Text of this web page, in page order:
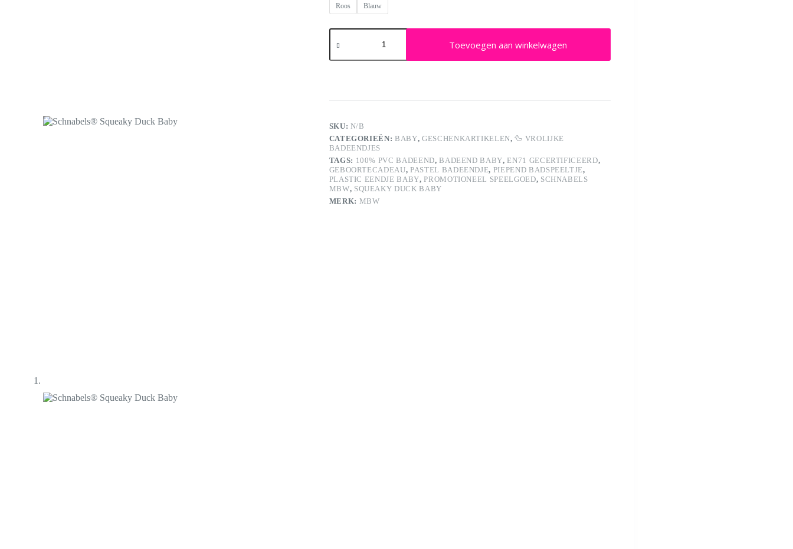
Roos Blauw
Schnabels®
Squeaky
Baby
Toevoegen aan winkelwagen
SKU: N/B
CATEGORIEËN:BABY, GESCHENKARTIKELEN,🦆 VROLIJKE
BADEENDJES
TAGS: 100% PVC BADEEND,BADEEND BABY,EN71 GECERTIFICEERD,
GEBOORTECADEAU,PASTEL BADEENDJE, PIEPEND BADSPEELTJE,
PLASTIC EENDJE BABY,PROMOTIONEEL SPEELGOED, SCHNABELS
MBW, SQUEAKY DUCK BABY
MERK: MBW